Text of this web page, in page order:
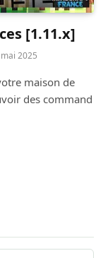
[1.11.x]
2025
maison de
des command